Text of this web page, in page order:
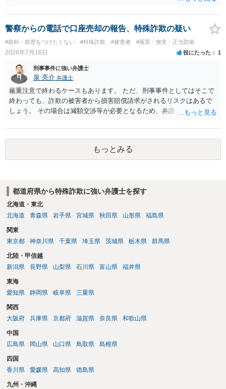
警察からの電話で口座売却の報告、特殊詐欺の疑い
#前科・前歴をつけたくない #特殊詐欺 #被害者 #冤罪・無実・正当防衛
2026年7月16日 役にたった 1
刑事事件に強い弁護士
泉 亮介 弁護士
厳重注意で終わるケースもあります。 ただ、刑事事件としてはそこで
終わっても、詐欺の被害者から損害賠償請求がされるリスクはあるで
しょう。 その場合は減額交渉等が必要となるため、弁護士を立てるか
もっとみる
都道府県から特殊詐欺に強い弁護士を探す
北海道・東北
北海道
青森県 岩手県 宮城県 秋田県 山形県 福島県
関東
東京都
神奈川県 千葉県 埼玉県 茨城県 栃木県 群馬県
北陸・甲信越
新潟県
長野県 山梨県 石川県 富山県 福井県
東海
愛知県
静岡県 岐阜県 三重県
関西
大阪府
兵庫県 京都府 滋賀県 奈良県 和歌山県
中国
広島県
岡山県 山口県 鳥取県 島根県
四国
香川県
愛媛県 高知県 徳島県
九州・沖縄